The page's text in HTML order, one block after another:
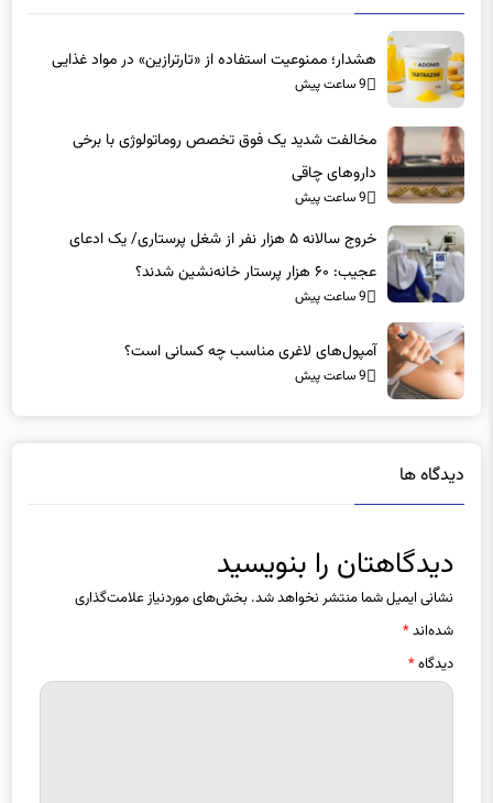
هشدار؛ ممنوعیت استفاده از «تارترازین» در مواد غذایی
9 ساعت پیش
مخالفت شدید یک فوق تخصص روماتولوژی با برخی
داروهای چاقی
9 ساعت پیش
خروج سالانه ۵ هزار نفر از شغل پرستاری/ یک ادعای
عجیب: ۶۰ هزار پرستار خانه‌نشین شدند؟
9 ساعت پیش
آمپول‌های لاغری مناسب چه کسانی است؟
9 ساعت پیش
دیدگاه ها
دیدگاهتان را بنویسید
نشانی ایمیل شما منتشر نخواهد شد. بخش‌های موردنیاز علامت‌گذاری
شده‌اند*
دیدگاه*